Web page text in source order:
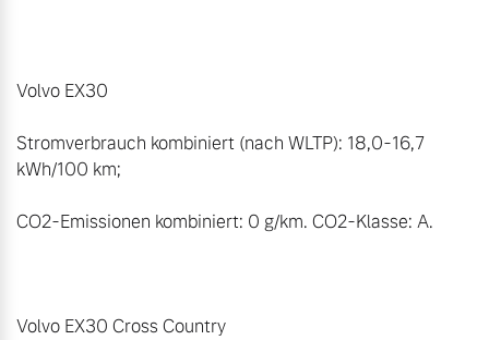
Volvo EX30
Stromverbrauch kombiniert (nach WLTP): 18,0-16,7
kWh/100 km;
CO2-Emissionen kombiniert: 0 g/km. CO2-Klasse: A.
Volvo EX30 Cross Country